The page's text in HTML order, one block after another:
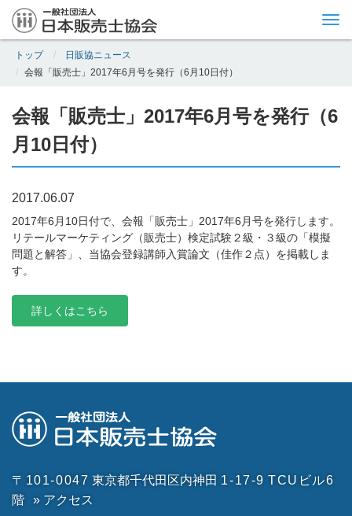
トップ
日販協ニュース
会報「販売士」2017年6月号を発行（6月10日付）
会報「販売士」2017年6月号を発行（6
月10日付）
2017.06.07
2017年6月10日付で、会報「販売士」2017年6月号を発行します。
リテールマーケティング（販売士）検定試験２級・３級の「模擬
問題と解答」、当協会登録講師入賞論文（佳作２点）を掲載しま
す。
詳しくはこちら
〒101-0047 東京都千代田区内神田 1-17-9 TCUビル6
階
» アクセス